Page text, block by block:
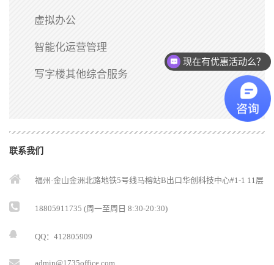
虚拟办公
智能化运营管理
写字楼其他综合服务
联系我们
福州·金山金洲北路地铁5号线马榕站B出口华创科技中心#1-1 11层
18805911735 (周一至周日 8:30-20:30)
QQ：412805909
admin@1735office.com
现在有优惠活动么？